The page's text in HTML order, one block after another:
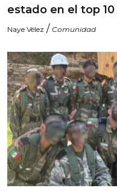
estado en el top 10
Naye Vélez / Comunidad